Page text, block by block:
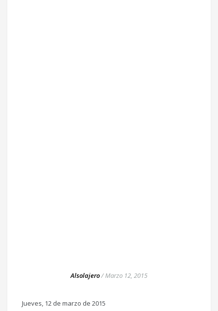
Alsolajero/Marzo 12, 2015
Jueves, 12 de marzo de 2015